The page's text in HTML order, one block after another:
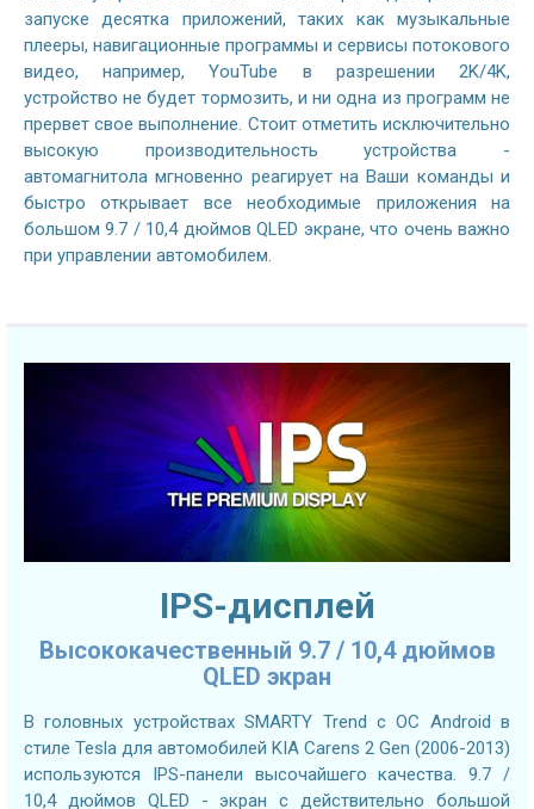
запуске десятка приложений, таких как музыкальные
плееры, навигационные программы и сервисы потокового
видео, например, YouTube в разрешении 2K/4K,
устройство не будет тормозить, и ни одна из программ не
прервет свое выполнение. Стоит отметить исключительно
высокую производительность устройства -
автомагнитола мгновенно реагирует на Ваши команды и
быстро открывает все необходимые приложения на
большом 9.7 / 10,4 дюймов QLED экране, что очень важно
при управлении автомобилем.
IPS-дисплей
Высококачественный 9.7 / 10,4 дюймов
QLED экран
В головных устройствах SMARTY Trend с ОС Android в
стиле Tesla для автомобилей KIA Carens 2 Gen (2006-2013)
используются IPS-панели высочайшего качества. 9.7 /
10,4 дюймов QLED - экран с действительно большой